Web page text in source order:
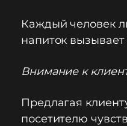
Каждый человек
напиток
Внимание к
Предлагая
посетителю